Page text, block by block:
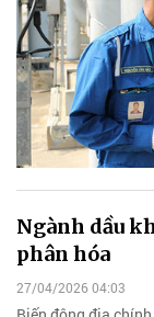
Ngành dầu
phân hóa
27/04/2026 04:03